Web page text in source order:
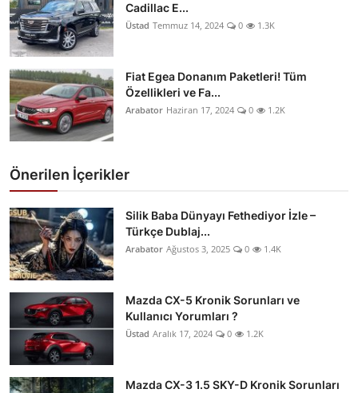
Cadillac E...
Üstad Temmuz 14, 2024 0 1.3K
Fiat Egea Donanım Paketleri! Tüm
Özellikleri ve Fa...
Arabator Haziran 17, 2024 0 1.2K
Önerilen İçerikler
Silik Baba Dünyayı Fethediyor İzle –
Türkçe Dublaj...
Arabator Ağustos 3, 2025 0 1.4K
Mazda CX-5 Kronik Sorunları ve
Kullanıcı Yorumları ?
Üstad Aralık 17, 2024 0 1.2K
Mazda CX-3 1.5 SKY-D Kronik Sorunları